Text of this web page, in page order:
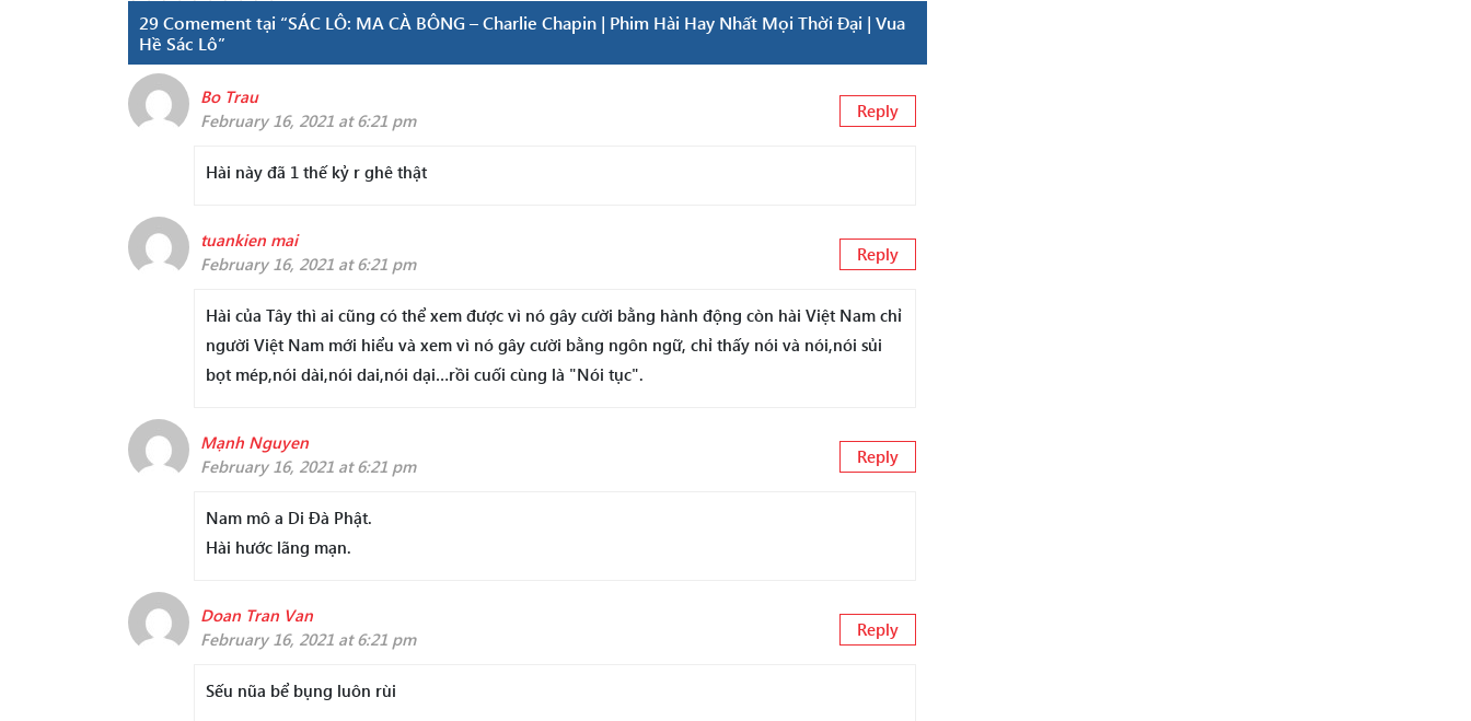
29 Comement tại “SÁC LÔ: MA CÀ BÔNG – Charlie Chapin | Phim Hài Hay Nhất Mọi Thời Đại | Vua
Hề Sác Lô”
Bo Trau
February 16, 2021 at 6:21 pm
Reply
Hài này đã 1 thế kỷ r ghê thật
tuankien mai
February 16, 2021 at 6:21 pm
Reply
Hài của Tây thì ai cũng có thể xem được vì nó gây cười bằng hành động còn hài Việt Nam chỉ
người Việt Nam mới hiểu và xem vì nó gây cười bằng ngôn ngữ, chỉ thấy nói và nói,nói sủi
bọt mép,nói dài,nói dai,nói dại…rồi cuối cùng là "Nói tục".
Mạnh Nguyen
February 16, 2021 at 6:21 pm
Reply
Nam mô a Di Đà Phật.
Hài hước lãng mạn.
Doan Tran Van
February 16, 2021 at 6:21 pm
Reply
Sếu nũa bể bụng luôn rùi